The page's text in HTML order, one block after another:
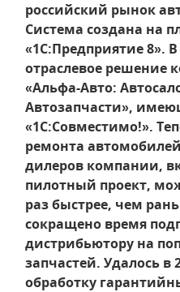
российский рынок
Система создана на
«1С:Предприятие 8».
отраслевое решение
«Альфа-Авто:
Автозапчасти»,
«1С:Совместимо!».
ремонта
дилеров компании,
пилотный проект,
раз быстрее, чем
сокращено время
дистрибьютору на
запчастей. Удалось в
обработку